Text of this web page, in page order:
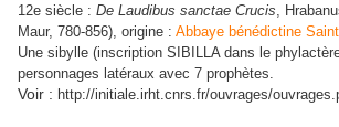
12e siècle : De Laudibus sanctae Crucis,
Maur, 780-856), origine : Abbaye bénédictine
Une sibylle (inscription SIBILLA dans le
personnages latéraux avec 7 prophètes.
Voir : http://initiale.irht.cnrs.fr/ouvrages/